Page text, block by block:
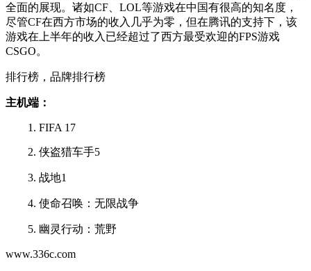
全面的展现。诸如CF、LOL等游戏在中国有很高的知名度，
尽管CF在西方市场的收入几乎为零，但在腾讯的支持下，该
游戏在上半年的收入已经超过了西方最受欢迎的FPS游戏
CSGO。
排行榜，品牌排行榜
主机端：
1. FIFA 17
2. 侠盗猎车手5
3. 战地1
4. 使命召唤：无限战争
5. 幽灵行动：荒野
www.336c.com